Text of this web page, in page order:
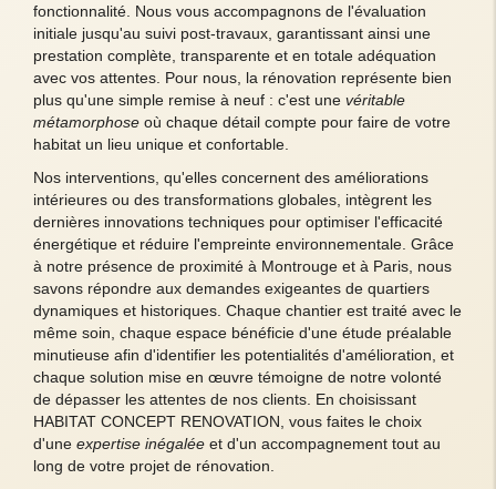
fonctionnalité. Nous vous accompagnons de l'évaluation
initiale jusqu'au suivi post-travaux, garantissant ainsi une
prestation complète, transparente et en totale adéquation
avec vos attentes. Pour nous, la rénovation représente bien
plus qu'une simple remise à neuf : c'est une véritable
métamorphose où chaque détail compte pour faire de votre
habitat un lieu unique et confortable.
Nos interventions, qu'elles concernent des améliorations
intérieures ou des transformations globales, intègrent les
dernières innovations techniques pour optimiser l'efficacité
énergétique et réduire l'empreinte environnementale. Grâce
à notre présence de proximité à Montrouge et à Paris, nous
savons répondre aux demandes exigeantes de quartiers
dynamiques et historiques. Chaque chantier est traité avec le
même soin, chaque espace bénéficie d'une étude préalable
minutieuse afin d'identifier les potentialités d'amélioration, et
chaque solution mise en œuvre témoigne de notre volonté
de dépasser les attentes de nos clients. En choisissant
HABITAT CONCEPT RENOVATION, vous faites le choix
d'une expertise inégalée et d'un accompagnement tout au
long de votre projet de rénovation.